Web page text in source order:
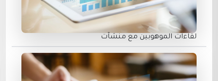
لقاءات الموهوبين مع منشآت